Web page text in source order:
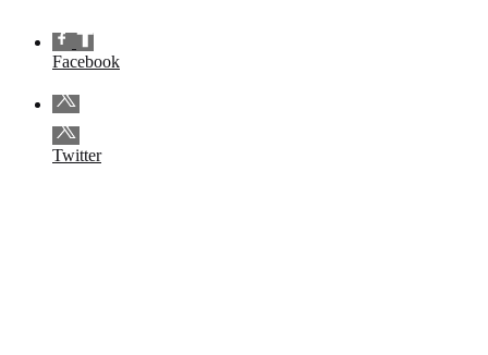
Facebook
Twitter